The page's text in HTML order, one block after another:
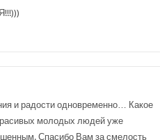
и радости одновременно… Какое
молодых людей уже
Спасибо Вам за смелость